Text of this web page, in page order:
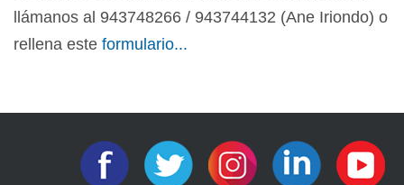
llámanos al 943748266 / 943744132 (Ane Iriondo) o
rellena este formulario...